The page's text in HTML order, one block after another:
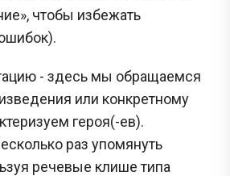
чтобы избежать
- здесь мы обращаемся
или конкретному
героя(-ев).
раз упомянуть
речевые клише типа